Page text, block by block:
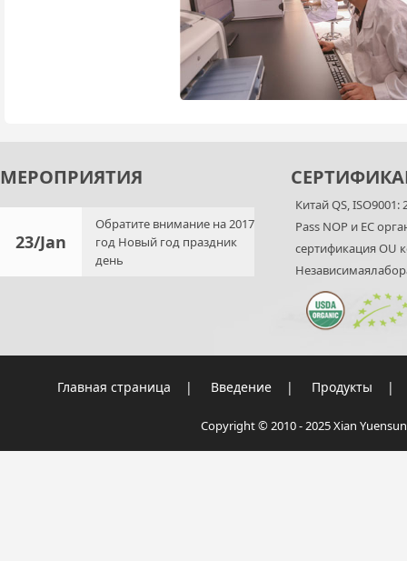
МЕРОПРИЯТИЯ
23/Jan
Обратите внимание на 2017
год Новый год праздник
день
Китай QS,
Pass NOP и ЕС
сертификация OU
Главная страница | Введение | Продукты |
Copyright © 2010 - 2025 Xian